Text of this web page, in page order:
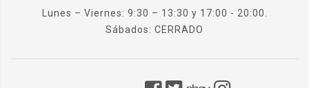
Lunes – Viernes: 9:30 – 13:30 y 17:00 - 20:00.
Sábados: CERRADO